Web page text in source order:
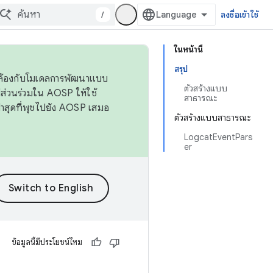
/ ลงชื่อเข้าใช้
ในหน้านี้
สรุป
ตัวสร้างแบบ
สาธารณะ
ตัวสร้างแบบสาธารณะ
LogcatEventPars
er
องกับโมเดลการพัฒนาแบบ
วนร่วมใน AOSP ให้ใช้
สุดที่พุชไปยัง AOSP เสมอ
ข้อมูลนี้มีประโยชน์ไหม